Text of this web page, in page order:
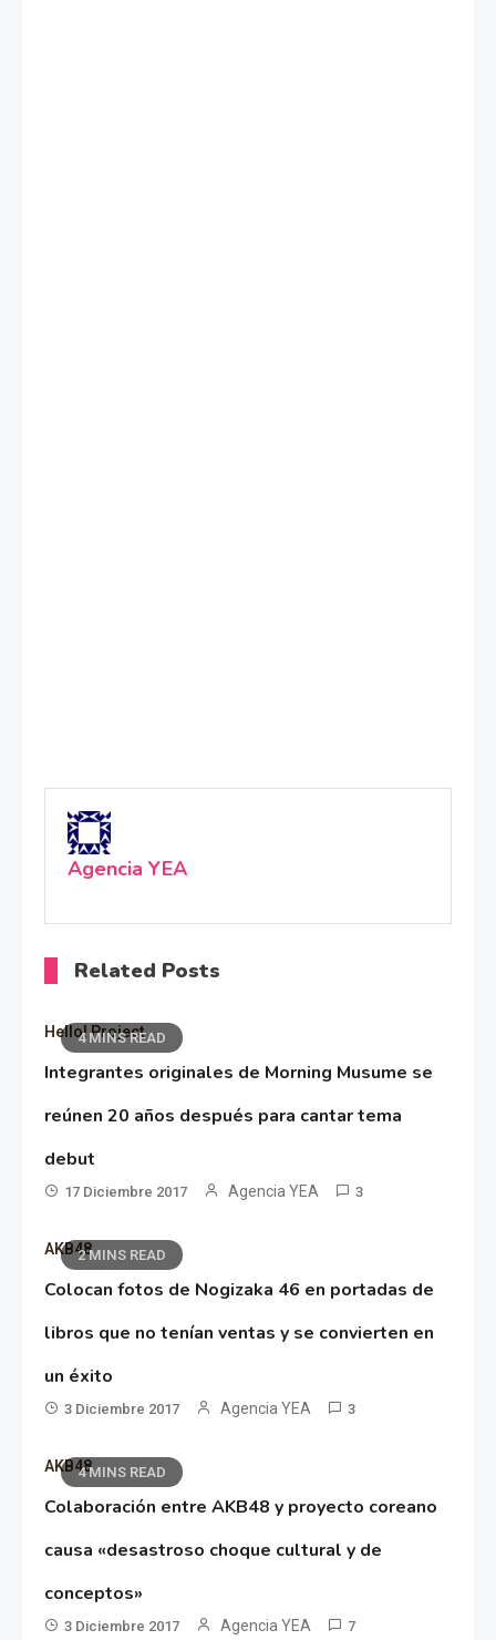
Agencia YEA
Related Posts
4 MINS READ
Hello! Project
Integrantes originales de Morning Musume se
reúnen 20 años después para cantar tema
debut
17 Diciembre 2017 Agencia YEA 3
2 MINS READ
AKB48
Colocan fotos de Nogizaka 46 en portadas de
libros que no tenían ventas y se convierten en
un éxito
3 Diciembre 2017 Agencia YEA 3
4 MINS READ
AKB48
Colaboración entre AKB48 y proyecto coreano
causa «desastroso choque cultural y de
conceptos»
3 Diciembre 2017 Agencia YEA 7